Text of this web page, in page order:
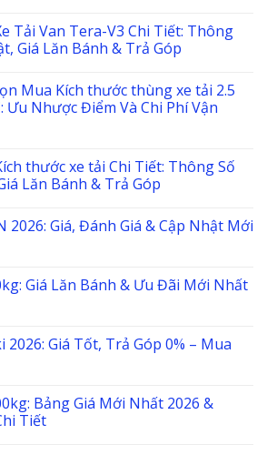
Tải Van Tera-V3 Chi Tiết: Thông
Giá Lăn Bánh & Trả Góp
Mua Kích thước thùng xe tải 2.5
Ưu Nhược Điểm Và Chi Phí Vận
thước xe tải Chi Tiết: Thông Số
Lăn Bánh & Trả Góp
2026: Giá, Đánh Giá & Cập Nhật Mới
Giá Lăn Bánh & Ưu Đãi Mới Nhất
2026: Giá Tốt, Trả Góp 0% – Mua
Bảng Giá Mới Nhất 2026 &
Tiết